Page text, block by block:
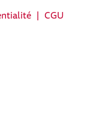
| CGU